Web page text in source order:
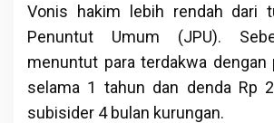
Vonis hakim lebih rendah dari
Penuntut Umum (JPU).
menuntut para terdakwa dengan
selama 1 tahun dan denda Rp
subisider 4 bulan kurungan.